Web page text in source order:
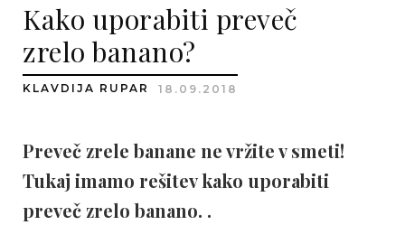
Kako uporabiti preveč
zrelo banano?
KLAVDIJA RUPAR 18.09.2018
Preveč zrele banane ne vržite v smeti!
Tukaj imamo rešitev kako uporabiti
preveč zrelo banano. .